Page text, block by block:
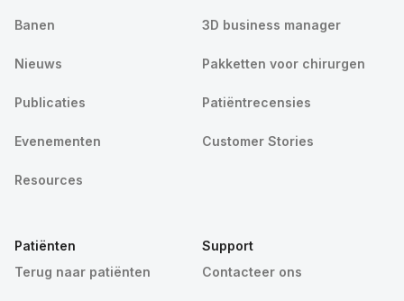
Banen
Nieuws
Publicaties
Evenementen
Resources
3D business manager
Pakketten voor chirurgen
Patiëntrecensies
Customer Stories
Patiënten
Terug naar patiënten
Support
Contacteer ons